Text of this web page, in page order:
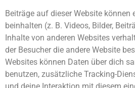
Beiträge auf dieser Website können
beinhalten (z. B. Videos, Bilder,
Inhalte von anderen Websites
der Besucher die andere Website
Websites können Daten über dich
benutzen, zusätzliche Tracking-